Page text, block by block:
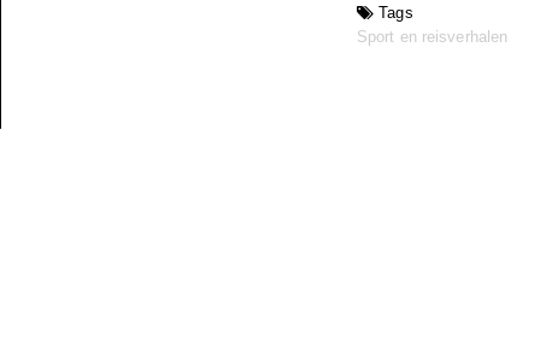
Tags
Sport en reisverhalen